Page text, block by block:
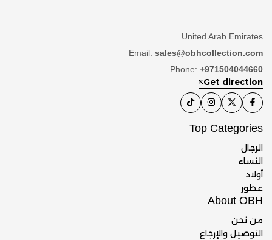
United Arab Emirates
Email: sales@obhcollection.com
Phone: +971504044660
Get direction
Top Categories
الرجال
النساء
أولاد
عطور
About OBH
من نحن
التوصيل والإرجاع